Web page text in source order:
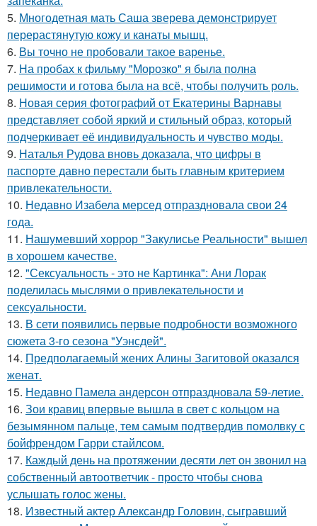
5. Многодетная мать Саша зверева демонстрирует
перерастянутую кожу и канаты мышц.
6. Вы точно не пробовали такое варенье.
7. На пробах к фильму "Морозко" я была полна
решимости и готова была на всё, чтобы получить роль.
8. Новая серия фотографий от Екатерины Варнавы
представляет собой яркий и стильный образ, который
подчеркивает её индивидуальность и чувство моды.
9. Наталья Рудова вновь доказала, что цифры в
паспорте давно перестали быть главным критерием
привлекательности.
10. Недавно Изабела мерсед отпраздновала свои 24
года.
11. Нашумевший хоррор "Закулисье Реальности" вышел
в хорошем качестве.
12. "Сексуальность - это не Картинка": Ани Лорак
поделилась мыслями о привлекательности и
сексуальности.
13. В сети появились первые подробности возможного
сюжета 3-го сезона "Уэнсдей".
14. Предполагаемый жених Алины Загитовой оказался
женат.
15. Недавно Памела андерсон отпраздновала 59-летие.
16. Зои кравиц впервые вышла в свет с кольцом на
безымянном пальце, тем самым подтвердив помолвку с
бойфрендом Гарри стайлсом.
17. Каждый день на протяжении десяти лет он звонил на
собственный автоответчик - просто чтобы снова
услышать голос жены.
18. Известный актер Александр Головин, сыгравший